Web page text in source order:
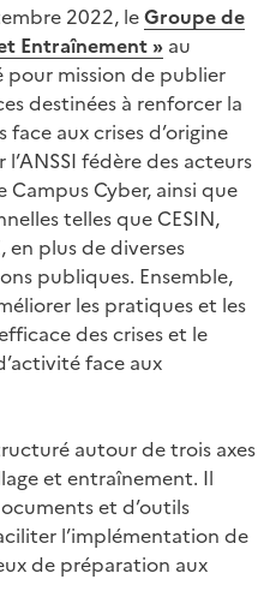
2022, leGroupe de
Entraînement » au
pour mission de publier
destinées à renforcer la
aux crises d’origine
fédère des acteurs
Cyber, ainsi que
telles que CESIN,
en plus de diverses
publiques. Ensemble,
les pratiques et les
des crises et le
face aux
autour de trois axes
et entraînement. Il
et d’outils
l’implémentation de
de préparation aux